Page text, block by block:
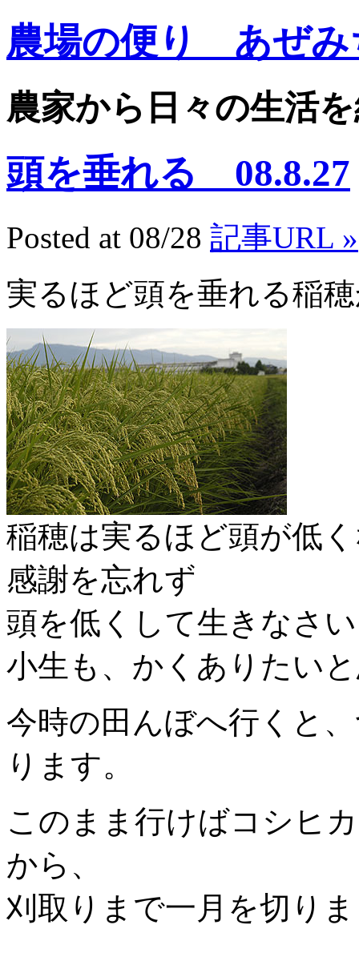
農場の便り あぜみ
農家から日々の生活
頭を垂れる 08.8.27
Posted at 08/28 記事URL »
実るほど頭を垂れる稲
稲穂は実るほど頭が低
感謝を忘れず
頭を低くして生きなさ
小生も、かくありたい
今時の田んぼへ行くと
ります。
このまま行けばコシヒ
から、
刈取りまで一月を切り